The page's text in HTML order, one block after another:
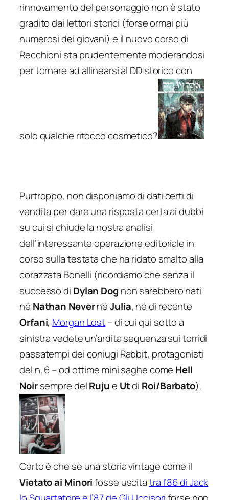
rinnovamento del personaggio non è stato
gradito dai lettori storici (forse ormai più
numerosi dei giovani) e il nuovo corso di
Recchioni sta prudentemente moderandosi
per tornare ad allinearsi al DD storico con
solo qualche ritocco cosmetico?
Purtroppo, non disponiamo di dati certi di
vendita per dare una risposta certa ai dubbi
su cui si chiude la nostra analisi
dell’interessante operazione editoriale in
corso sulla testata che ha ridato smalto alla
corazzata Bonelli (ricordiamo che senza il
successo di Dylan Dog non sarebbero nati
né Nathan NevernéJulia, né di recente
Orfani, Morgan Lost– di cui qui sotto a
sinistra vedete un’ardita sequenza sui torridi
passatempi dei coniugi Rabbit, protagonisti
del n. 6 – od ottime mini saghe come Hell
Noirsempre delRujue Utdi Roi/Barbato).
Certo è che se una storia vintage come il
Vietato ai Minorifosse uscitatra l’86 diJack